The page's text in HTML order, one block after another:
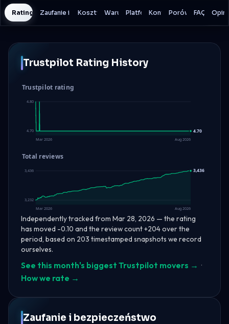
Rating HistoryZaufanie i bezpieczeństwo
Koszty handlu
WarunkiPlatformyKontoPorównanie
FAQ
Trustpilot Rating History
Trustpilot rating
4.80
4.70 4.70
Mar 2026 Aug 2026
Total reviews
3,436
3,232
3,436
Mar 2026 Aug 2026
Independently tracked from Mar 28, 2026 — the rating
has moved -0.10 and the review count +204 over the
period, based on 203 timestamped snapshots we record
ourselves.
See this month's biggest Trustpilot movers → ·
How we rate →
Zaufanie i bezpieczeństwo